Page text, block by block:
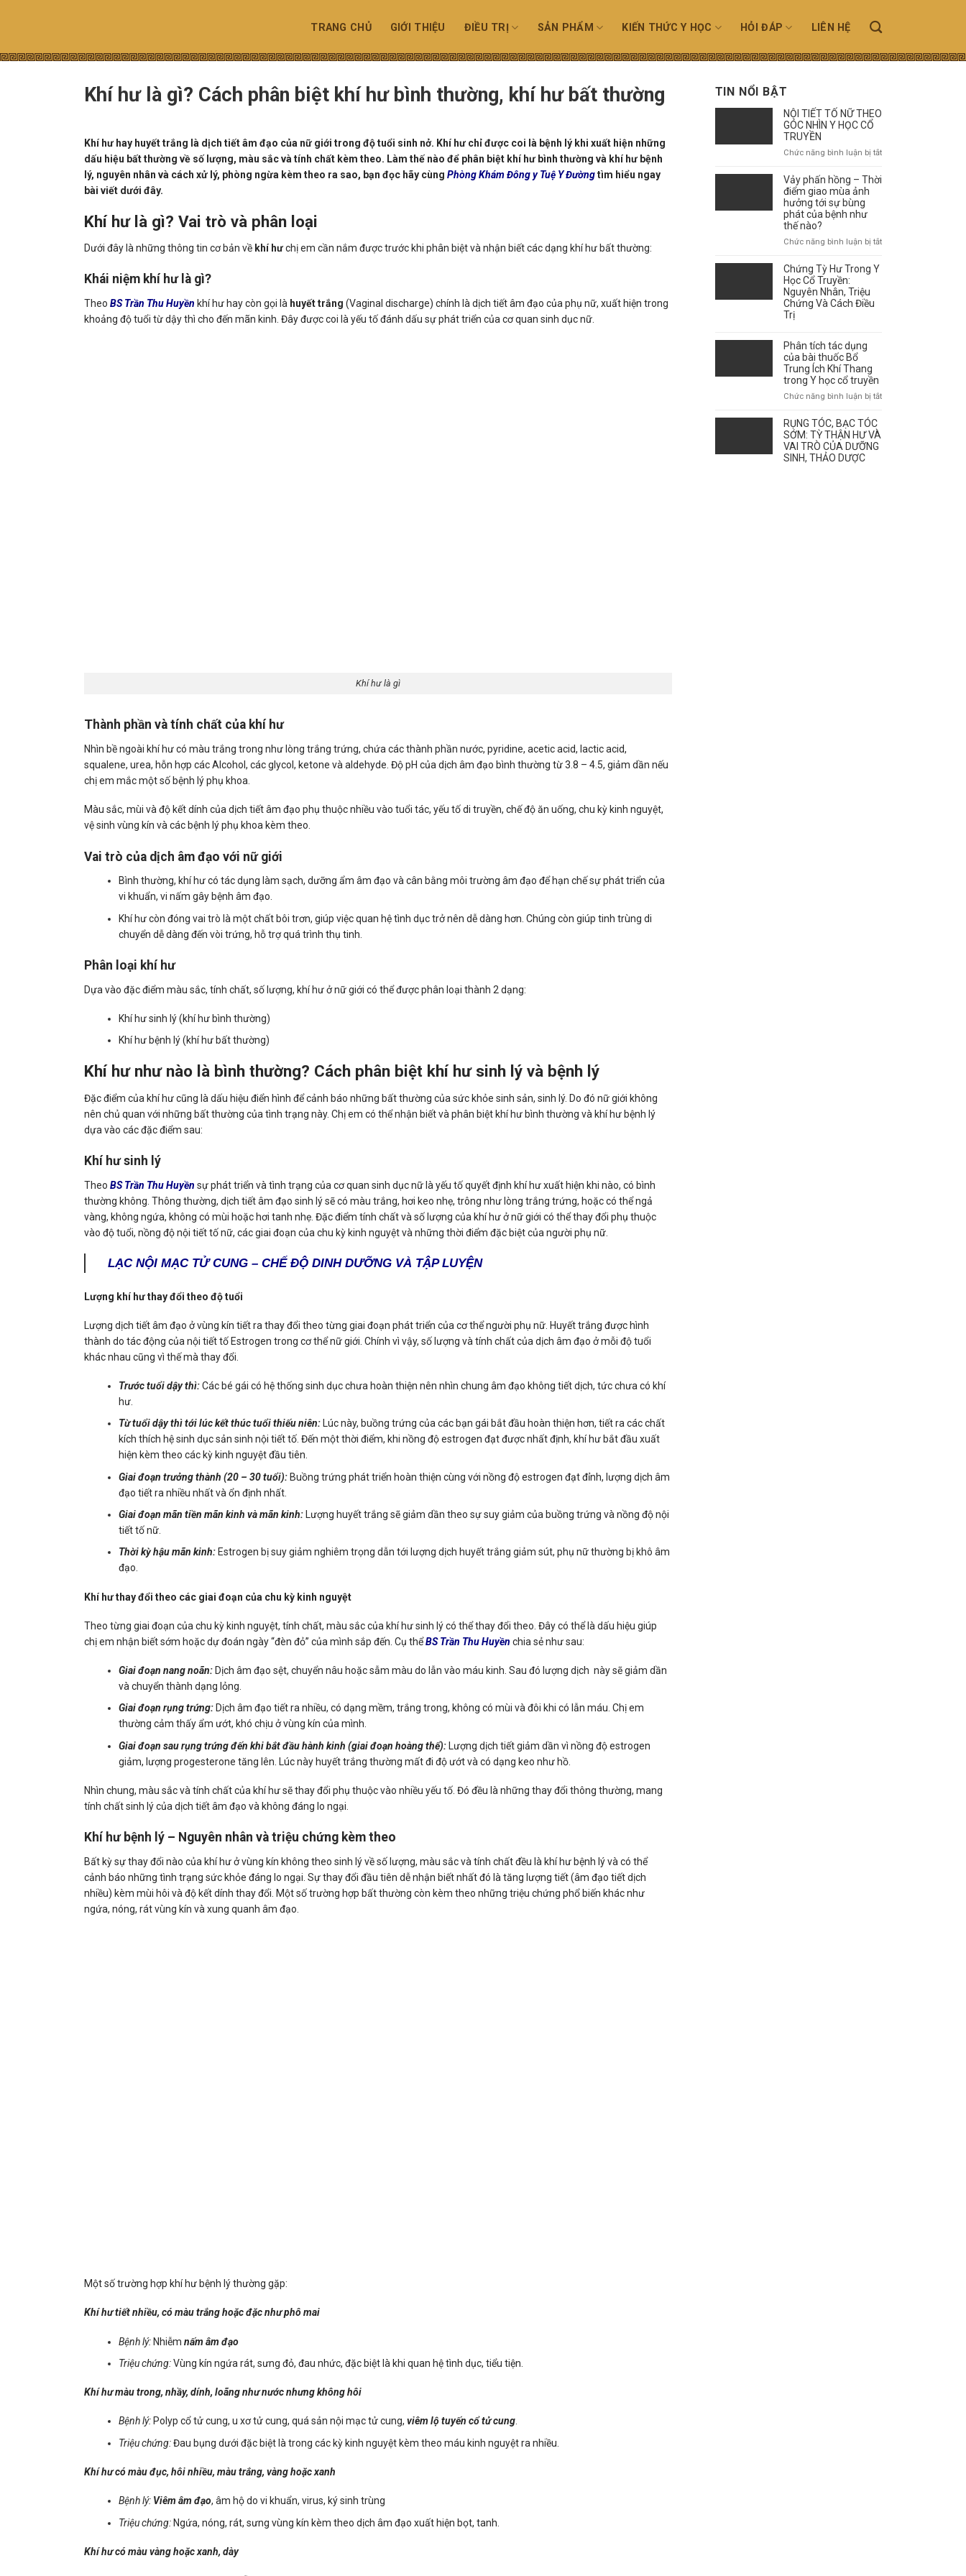
TRANG CHỦ GIỚI THIỆU ĐIỀU TRỊ SẢN PHẨM KIẾN THỨC Y HỌC HỎI ĐÁP LIÊN HỆ
Khí hư là gì? Cách phân biệt khí hư bình thường, khí hư bất thường
Khí hư hay huyết trắng là dịch tiết âm đạo của nữ giới trong độ tuổi sinh nở. Khí hư chỉ được coi là bệnh lý khi xuất hiện những
dấu hiệu bất thường về số lượng, màu sắc và tính chất kèm theo. Làm thế nào để phân biệt khí hư bình thường và khí hư bệnh
lý, nguyên nhân và cách xử lý, phòng ngừa kèm theo ra sao, bạn đọc hãy cùng Phòng Khám Đông y Tuệ Y Đườngtìm hiểu ngay
bài viết dưới đây.
Khí hư là gì? Vai trò và phân loại
Dưới đây là những thông tin cơ bản về khí hưchị em cần nắm được trước khi phân biệt và nhận biết các dạng khí hư bất thường:
Khái niệm khí hư là gì?
Theo BS Trần Thu Huyền khí hư hay còn gọi là huyết trắng (Vaginal discharge) chính là dịch tiết âm đạo của phụ nữ, xuất hiện trong
khoảng độ tuổi từ dậy thì cho đến mãn kinh. Đây được coi là yếu tố đánh dấu sự phát triển của cơ quan sinh dục nữ.
Khí hư là gì
Thành phần và tính chất của khí hư
Nhìn bề ngoài khí hư có màu trắng trong như lòng trắng trứng, chứa các thành phần nước, pyridine, acetic acid, lactic acid,
squalene, urea, hỗn hợp các Alcohol, các glycol, ketone và aldehyde. Độ pH của dịch âm đạo bình thường từ 3.8 – 4.5, giảm dần nếu
chị em mắc một số bệnh lý phụ khoa.
Màu sắc, mùi và độ kết dính của dịch tiết âm đạo phụ thuộc nhiều vào tuổi tác, yếu tố di truyền, chế độ ăn uống, chu kỳ kinh nguyệt,
vệ sinh vùng kín và các bệnh lý phụ khoa kèm theo.
Vai trò của dịch âm đạo với nữ giới
Bình thường, khí hư có tác dụng làm sạch, dưỡng ẩm âm đạo và cân bằng môi trường âm đạo để hạn chế sự phát triển của
vi khuẩn, vi nấm gây bệnh âm đạo.
Khí hư còn đóng vai trò là một chất bôi trơn, giúp việc quan hệ tình dục trở nên dễ dàng hơn. Chúng còn giúp tinh trùng di
chuyển dễ dàng đến vòi trứng, hỗ trợ quá trình thụ tinh.
Phân loại khí hư
Dựa vào đặc điểm màu sắc, tính chất, số lượng, khí hư ở nữ giới có thể được phân loại thành 2 dạng:
Khí hư sinh lý (khí hư bình thường)
Khí hư bệnh lý (khí hư bất thường)
Khí hư như nào là bình thường? Cách phân biệt khí hư sinh lý và bệnh lý
Đặc điểm của khí hư cũng là dấu hiệu điển hình để cảnh báo những bất thường của sức khỏe sinh sản, sinh lý. Do đó nữ giới không
nên chủ quan với những bất thường của tình trạng này. Chị em có thể nhận biết và phân biệt khí hư bình thường và khí hư bệnh lý
dựa vào các đặc điểm sau:
Khí hư sinh lý
Theo BS Trần Thu Huyền sự phát triển và tình trạng của cơ quan sinh dục nữ là yếu tố quyết định khí hư xuất hiện khi nào, có bình
thường không. Thông thường, dịch tiết âm đạo sinh lý sẽ có màu trắng, hơi keo nhẹ, trông như lòng trắng trứng, hoặc có thể ngả
vàng, không ngứa, không có mùi hoặc hơi tanh nhẹ. Đặc điểm tính chất và số lượng của khí hư ở nữ giới có thể thay đổi phụ thuộc
vào độ tuổi, nồng độ nội tiết tố nữ, các giai đoạn của chu kỳ kinh nguyệt và những thời điểm đặc biệt của người phụ nữ.
LẠC NỘI MẠC TỬ CUNG – CHẾ ĐỘ DINH DƯỠNG VÀ TẬP LUYỆN
Lượng khí hư thay đổi theo độ tuổi
Lượng dịch tiết âm đạo ở vùng kín tiết ra thay đổi theo từng giai đoạn phát triển của cơ thể người phụ nữ. Huyết trắng được hình
thành do tác động của nội tiết tố Estrogen trong cơ thể nữ giới. Chính vì vậy, số lượng và tính chất của dịch âm đạo ở mỗi độ tuổi
khác nhau cũng vì thế mà thay đổi.
Trước tuổi dậy thì:Các bé gái có hệ thống sinh dục chưa hoàn thiện nên nhìn chung âm đạo không tiết dịch, tức chưa có khí
hư.
Từ tuổi dậy thì tới lúc kết thúc tuổi thiếu niên: Lúc này, buồng trứng của các bạn gái bắt đầu hoàn thiện hơn, tiết ra các chất
kích thích hệ sinh dục sản sinh nội tiết tố. Đến một thời điểm, khi nồng độ estrogen đạt được nhất định, khí hư bắt đầu xuất
hiện kèm theo các kỳ kinh nguyệt đầu tiên.
Giai đoạn trưởng thành (20 – 30 tuổi): Buồng trứng phát triển hoàn thiện cùng với nồng độ estrogen đạt đỉnh, lượng dịch âm
đạo tiết ra nhiều nhất và ổn định nhất.
Giai đoạn mãn tiền mãn kinh và mãn kinh: Lượng huyết trắng sẽ giảm dần theo sự suy giảm của buồng trứng và nồng độ nội
tiết tố nữ.
Thời kỳ hậu mãn kinh: Estrogen bị suy giảm nghiêm trọng dẫn tới lượng dịch huyết trắng giảm sút, phụ nữ thường bị khô âm
đạo.
Khí hư thay đổi theo các giai đoạn của chu kỳ kinh nguyệt
Theo từng giai đoạn của chu kỳ kinh nguyệt, tính chất, màu sắc của khí hư sinh lý có thể thay đổi theo. Đây có thể là dấu hiệu giúp
chị em nhận biết sớm hoặc dự đoán ngày “đèn đỏ” của mình sắp đến. Cụ thểBS Trần Thu Huyền chia sẻ như sau:
Giai đoạn nang noãn: Dịch âm đạo sệt, chuyển nâu hoặc sẫm màu do lẫn vào máu kinh. Sau đó lượng dịch này sẽ giảm dần
và chuyển thành dạng lỏng.
Giai đoạn rụng trứng: Dịch âm đạo tiết ra nhiều, có dạng mềm, trắng trong, không có mùi và đôi khi có lẫn máu. Chị em
thường cảm thấy ẩm ướt, khó chịu ở vùng kín của mình.
Giai đoạn sau rụng trứng đến khi bắt đầu hành kinh (giai đoạn hoàng thể): Lượng dịch tiết giảm dần vì nồng độ estrogen
giảm, lượng progesterone tăng lên. Lúc này huyết trắng thường mất đi độ ướt và có dạng keo như hồ.
Nhìn chung, màu sắc và tính chất của khí hư sẽ thay đổi phụ thuộc vào nhiều yếu tố. Đó đều là những thay đổi thông thường, mang
tính chất sinh lý của dịch tiết âm đạo và không đáng lo ngại.
Khí hư bệnh lý – Nguyên nhân và triệu chứng kèm theo
Bất kỳ sự thay đổi nào của khí hư ở vùng kín không theo sinh lý về số lượng, màu sắc và tính chất đều là khí hư bệnh lý và có thể
cảnh báo những tình trạng sức khỏe đáng lo ngại. Sự thay đổi đầu tiên dễ nhận biết nhất đó là tăng lượng tiết (âm đạo tiết dịch
nhiều) kèm mùi hôi và độ kết dính thay đổi. Một số trường hợp bất thường còn kèm theo những triệu chứng phổ biến khác như
ngứa, nóng, rát vùng kín và xung quanh âm đạo.
Một số trường hợp khí hư bệnh lý thường gặp:
Khí hư tiết nhiều, có màu trắng hoặc đặc như phô mai
Bệnh lý: Nhiễmnấm âm đạo
Triệu chứng:Vùng kín ngứa rát, sưng đỏ, đau nhức, đặc biệt là khi quan hệ tình dục, tiểu tiện.
Khí hư màu trong, nhầy, dính, loãng như nước nhưng không hôi
Bệnh lý: Polyp cổ tử cung, u xơ tử cung, quá sản nội mạc tử cung, viêm lộ tuyến cổ tử cung.
Triệu chứng:Đau bụng dưới đặc biệt là trong các kỳ kinh nguyệt kèm theo máu kinh nguyệt ra nhiều.
Khí hư có màu đục, hôi nhiều, màu trắng, vàng hoặc xanh
Bệnh lý: Viêm âm đạo, âm hộ do vi khuẩn, virus, ký sinh trùng
Triệu chứng:Ngứa, nóng, rát, sưng vùng kín kèm theo dịch âm đạo xuất hiện bọt, tanh.
Khí hư có màu vàng hoặc xanh, dày
TIN NỔI BẬT
NỘI TIẾT TỐ NỮ THEO
GÓC NHÌN Y HỌC CỔ
TRUYỀN
Chức năng bình luận bị tắtở
TIẾT
NHÌN
Vảy phấn hồng – Thời
điểm giao mùa ảnh
hưởng tới sự bùng
phát của bệnh như
thế nào?
Chức năng bình luận bị tắtở
bùng
bệnh
Chứng Tỳ Hư Trong Y
Học Cổ Truyền:
Nguyên Nhân, Triệu
Chứng Và Cách Điều
Trị
Phân tích tác dụng
của bài thuốc Bổ
Trung Ích Khí Thang
trong Y học cổ truyền
Chức năng bình luận bị tắtở
RỤNG TÓC, BẠC TÓC
SỚM: TỲ THẬN HƯ VÀ
VAI TRÒ CỦA DƯỠNG
SINH, THẢO DƯỢC